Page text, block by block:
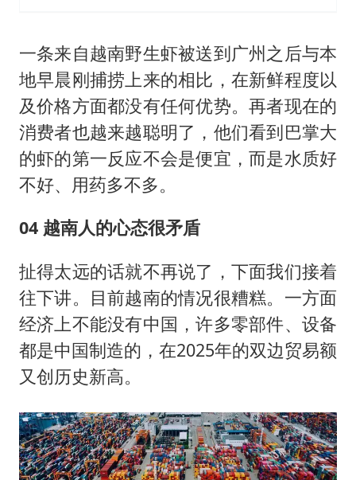
一条来自越南野生虾被送到广州之后与本
地早晨刚捕捞上来的相比，在新鲜程度以
及价格方面都没有任何优势。再者现在的
消费者也越来越聪明了，他们看到巴掌大
的虾的第一反应不会是便宜，而是水质好
不好、用药多不多。
04 越南人的心态很矛盾
扯得太远的话就不再说了，下面我们接着
往下讲。目前越南的情况很糟糕。一方面
经济上不能没有中国，许多零部件、设备
都是中国制造的，在2025年的双边贸易额
又创历史新高。